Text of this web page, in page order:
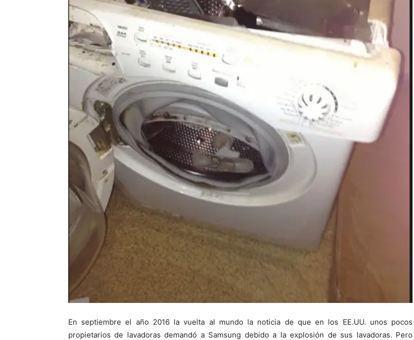
En septiembre el año 2016 la vuelta al mundo la noticia de que en los EE.UU. unos pocos
propietarios de lavadoras demandó a Samsung debido a la explosión de sus lavadoras. Pero